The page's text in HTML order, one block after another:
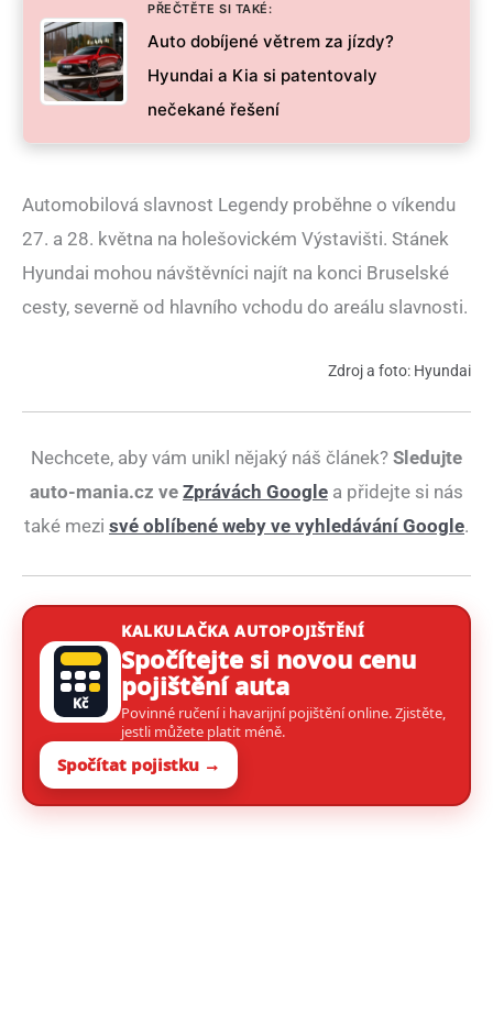
PŘEČTĚTE SI TAKÉ:
Auto dobíjené větrem za jízdy?
Hyundai a Kia si patentovaly
nečekané řešení
Automobilová slavnost Legendy proběhne o víkendu
27. a 28. května na holešovickém Výstavišti. Stánek
Hyundai mohou návštěvníci najít na konci Bruselské
cesty, severně od hlavního vchodu do areálu slavnosti.
Zdroj a foto: Hyundai
Nechcete, aby vám unikl nějaký náš článek? Sledujte
auto-mania.cz ve Zprávách Google a přidejte si nás
také mezi své oblíbené weby ve vyhledávání Google.
Kč
KALKULAČKA AUTOPOJIŠTĚNÍ
Spočítejte si novou cenu
pojištění auta
Povinné ručení i havarijní pojištění online. Zjistěte,
jestli můžete platit méně.
Spočítat pojistku →